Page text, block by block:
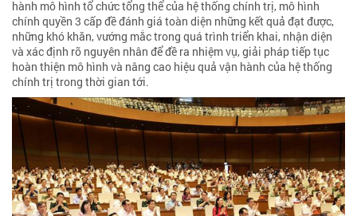
hành mô hình tổ chức tổng thể của hệ thống chính trị, mô hình
chính quyền 3 cấp đề đánh giá toàn diện những kết quả đạt được,
những khó khăn, vướng mắc trong quá trình triển khai, nhận diện
và xác định rõ nguyên nhân để đề ra nhiệm vụ, giải pháp tiếp tục
hoàn thiện mô hình và nâng cao hiệu quả vận hành của hệ thống
chính trị trong thời gian tới.